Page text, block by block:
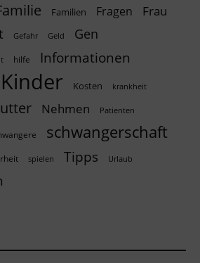
Familien Fragen Frau
Gefahr Geld
Gen
hilfe Informationen
Kinder Kosten krankheit
Nehmen Patienten
schwangerschaft
spielen Tipps Urlaub